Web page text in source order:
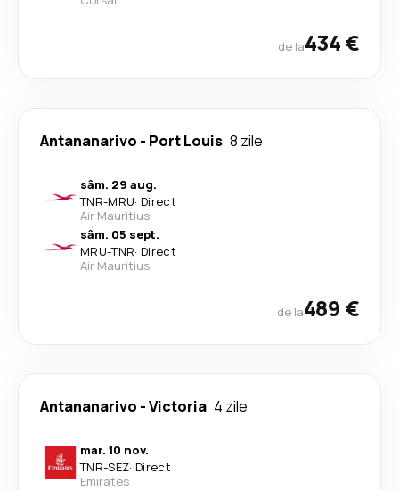
de la434 €
Antananarivo - Port Louis 8 zile
sâm. 29 aug.
TNR-MRU· Direct
Air Mauritius
sâm. 05 sept.
MRU-TNR· Direct
Air Mauritius
de la489 €
Antananarivo -Victoria 4 zile
mar. 10 nov.
TNR-SEZ· Direct
Emirates